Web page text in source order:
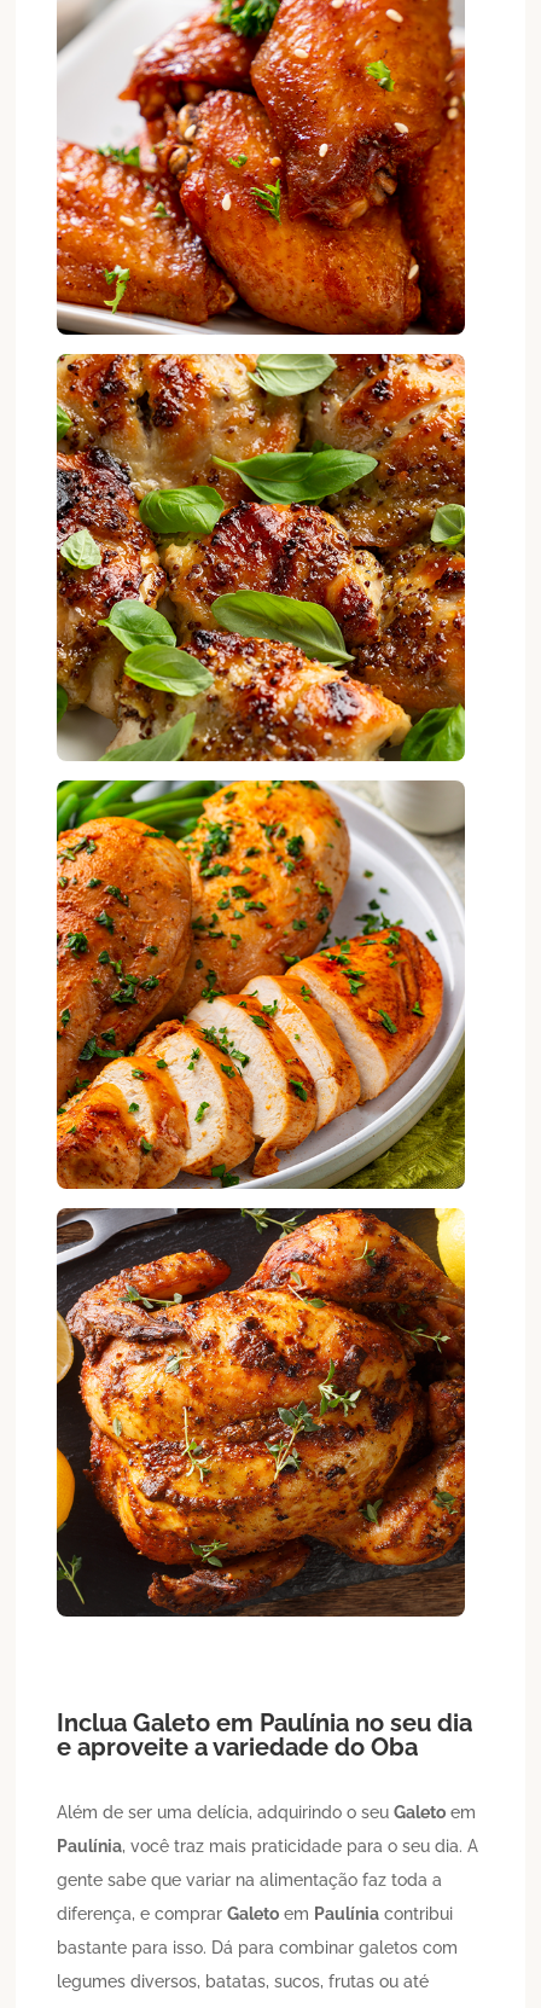
IncluaGaleto em Paulínia no seu dia
e aproveite a variedade do Oba
Além de ser uma delícia, adquirindo o seuGaleto em
Paulínia, você traz mais praticidade para o seu dia. A
gente sabe que variar na alimentação faz toda a
diferença, e comprarGaleto em Paulínia contribui
bastante para isso. Dá para combinar galetos com
legumes diversos, batatas, sucos, frutas ou até